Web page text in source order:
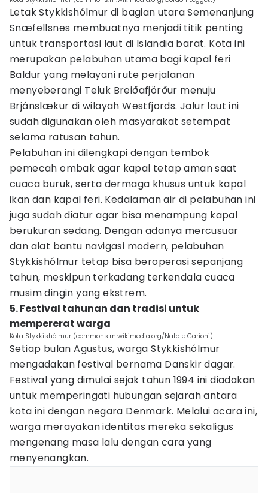
Letak Stykkishólmur di bagian utara Semenanjung
Snæfellsnes membuatnya menjadi titik penting
untuk transportasi laut di Islandia barat. Kota ini
merupakan pelabuhan utama bagi kapal feri
Baldur yang melayani rute perjalanan
menyeberangi Teluk Breiðafjörður menuju
Brjánslækur di wilayah Westfjords. Jalur laut ini
sudah digunakan oleh masyarakat setempat
selama ratusan tahun.
Pelabuhan ini dilengkapi dengan tembok
pemecah ombak agar kapal tetap aman saat
cuaca buruk, serta dermaga khusus untuk kapal
ikan dan kapal feri. Kedalaman air di pelabuhan ini
juga sudah diatur agar bisa menampung kapal
berukuran sedang. Dengan adanya mercusuar
dan alat bantu navigasi modern, pelabuhan
Stykkishólmur tetap bisa beroperasi sepanjang
tahun, meskipun terkadang terkendala cuaca
musim dingin yang ekstrem.
5. Festival tahunan dan tradisi untuk
mempererat warga
Kota Stykkishólmur (commons.m.wikimedia.org/Natale Carioni)
Setiap bulan Agustus, warga Stykkishólmur
mengadakan festival bernama Danskir dagar.
Festival yang dimulai sejak tahun 1994 ini diadakan
untuk memperingati hubungan sejarah antara
kota ini dengan negara Denmark. Melalui acara ini,
warga merayakan identitas mereka sekaligus
mengenang masa lalu dengan cara yang
menyenangkan.